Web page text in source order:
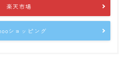
楽天市場
ショッピング